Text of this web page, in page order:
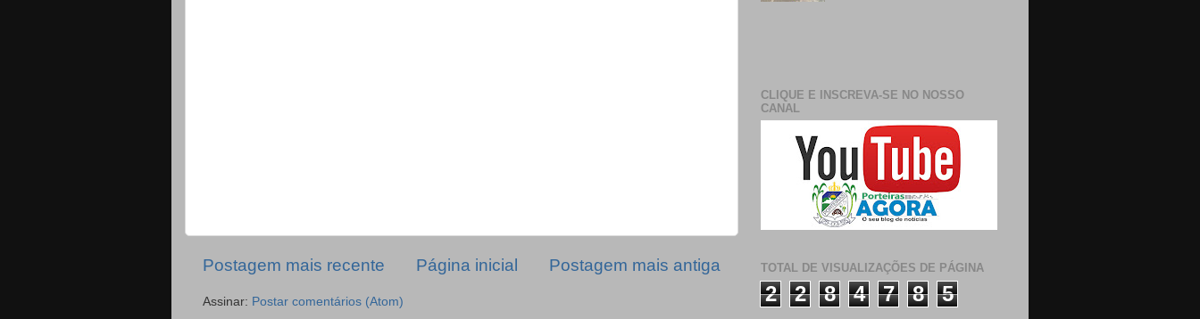
Postagem mais recente Postagem mais antiga
Página inicial
Assinar: Postar comentários (Atom)
CLIQUE E INSCREVA-SE NO NOSSO
CANAL
TOTAL DE VISUALIZAÇÕES DE PÁGINA
2 2 8 4 7 8 5